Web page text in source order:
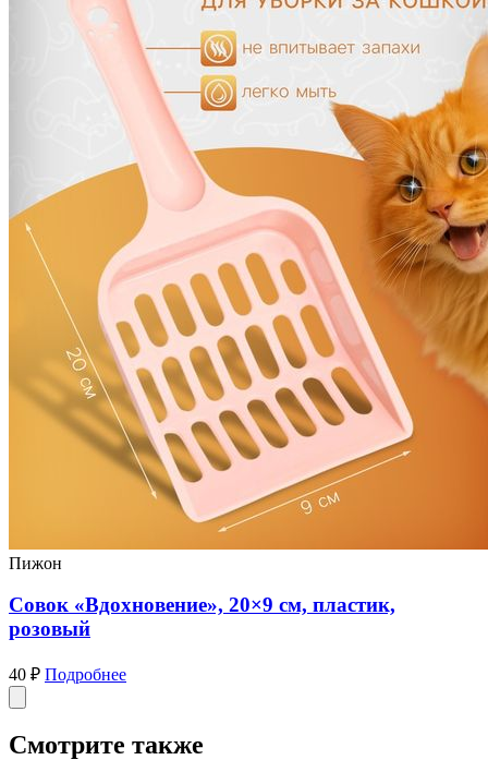
Пижон
Совок «Вдохновение», 20×9 см, пластик,
розовый
40 ₽ Подробнее
Смотрите также